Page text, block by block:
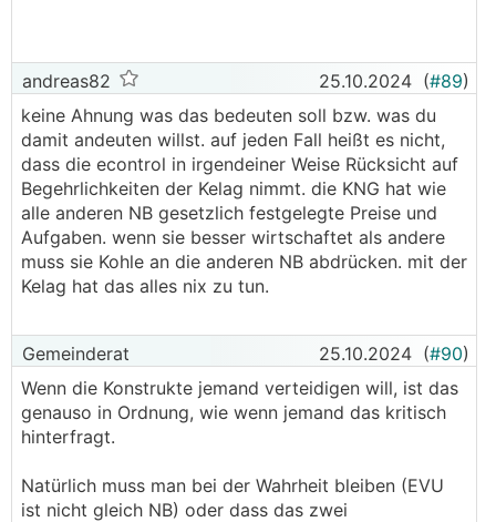
andreas82 25.10.2024 (#89)
keine Ahnung was das bedeuten soll bzw. was du
damit andeuten willst. auf jeden Fall heißt es nicht,
dass die econtrol in irgendeiner Weise Rücksicht auf
Begehrlichkeiten der Kelag nimmt. die KNG hat wie
alle anderen NB gesetzlich festgelegte Preise und
Aufgaben. wenn sie besser wirtschaftet als andere
muss sie Kohle an die anderen NB abdrücken. mit der
Kelag hat das alles nix zu tun.
Gemeinderat 25.10.2024 (#90)
Wenn die Konstrukte jemand verteidigen will, ist das
genauso in Ordnung, wie wenn jemand das kritisch
hinterfragt.
Natürlich muss man bei der Wahrheit bleiben (EVU
ist nicht gleich NB) oder dass das zwei